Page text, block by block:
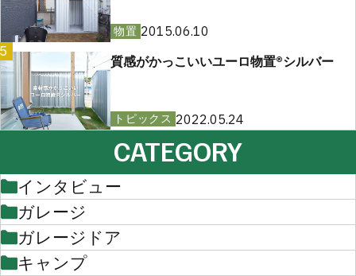
物置 2015.06.10
質感がかっこいいユーロ物置®︎シルバー
トピックス 2022.05.24
CATEGORY
インタビュー
ガレージ
ガレージドア
キャンプ